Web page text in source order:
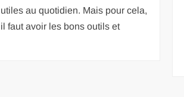
utiles au quotidien. Mais pour cela,
il faut avoir les bons outils et